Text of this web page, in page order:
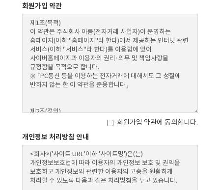
회원가입 약관
회원가입 약관에 동의합니다.
개인정보 처리방침 안내